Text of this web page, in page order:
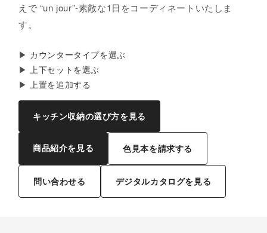
えで “un jour”-素敵な1日をコーディネートいたしま
す。
▶︎ カウンタータイプを選ぶ
▶︎
上下セットを選ぶ
▶︎
上置を追加する
キッチン収納の選び方を見る
商品紹介を見る 色見本を請求する
問い合わせる デジタルカタログを見る